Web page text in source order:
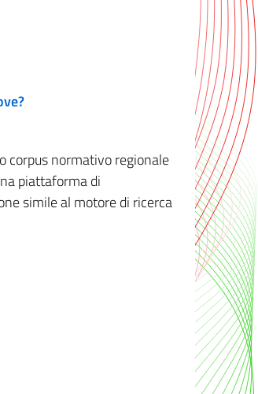
corpus normativo regionale
piattaforma di
simile al motore di ricerca